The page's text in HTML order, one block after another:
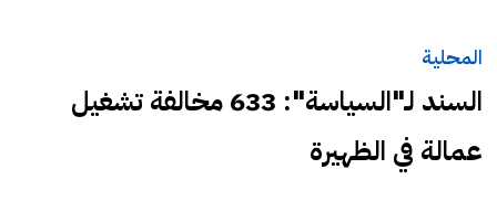
المحلية
السند لـ"السياسة": 633 مخالفة تشغيل
عمالة في الظهيرة